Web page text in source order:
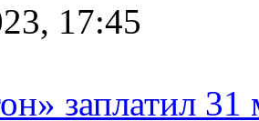
17:45
заплатил